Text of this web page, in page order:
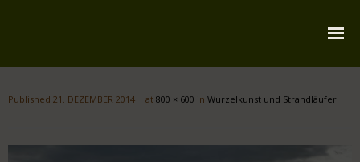
Published 21. DEZEMBER 2014 at 800 × 600 in Wurzelkunst und Strandläufer